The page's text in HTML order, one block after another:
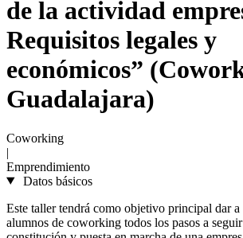
de la actividad
Requisitos legales y
económicos”
Guadalajara)
Coworking
|
Emprendimiento
Datos básicos
Este taller tendrá como objetivo principal dar a
alumnos de coworking todos los pasos a